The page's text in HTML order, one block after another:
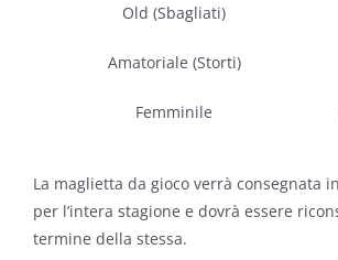
Old (Sbagliati)
Amatoriale (Storti)
Femminile
La maglietta da gioco verrà consegnata
per l’intera stagione e dovrà essere
termine della stessa.